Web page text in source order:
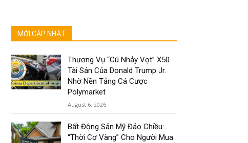
MỚI CẬP NHẬT
Thương Vụ “Cú Nhảy Vọt” X50
Tài Sản Của Donald Trump Jr.
Nhờ Nền Tảng Cá Cược
Polymarket
August 6, 2026
Bất Động Sản Mỹ Đảo Chiều:
“Thời Cơ Vàng” Cho Người Mua